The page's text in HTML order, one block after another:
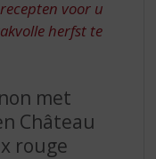
voor u
herfst te
met
Château
rouge